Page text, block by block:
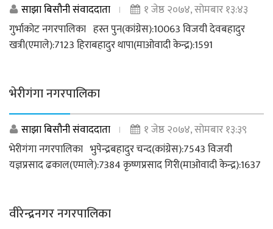
साझा बिसौनी संवाददाता
१ जेष्ठ २०७४, सोमबार १३:४३
गुर्भाकोट नगरपालिका हस्त पुन(कांग्रेस):10063 विजयी देवबहादुर
खत्री(एमाले):7123 हिराबहादुर थापा(माओवादी केन्द्र):1591
भेरीगंगा नगरपालिका
साझा बिसौनी संवाददाता
१ जेष्ठ २०७४, सोमबार १३:३९
भेरीगंगा नगरपालिका भुपेन्द्रबहादुर चन्द(कांग्रेस):7543 विजयी
यज्ञप्रसाद ढकाल(एमाले):7384 कृष्णप्रसाद गिरी(माओवादी केन्द्र):1637
वीरेन्द्रनगर नगरपालिका